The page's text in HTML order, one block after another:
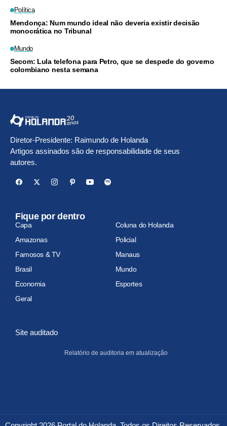
Política
Mendonça: Num mundo ideal não deveria existir decisão
monocrática no Tribunal
Mundo
Secom: Lula telefona para Petro, que se despede do governo
colombiano nesta semana
Diretor-Presidente: Raimundo de Holanda
Artigos assinados são de responsabilidade de seus
autores.
Fique por dentro
Capa
Coluna do Holanda
Amazonas
Policial
Famosos & TV
Manaus
Brasil
Mundo
Economia
Esportes
Geral
Site auditado
Relatório de auditoria em atualização